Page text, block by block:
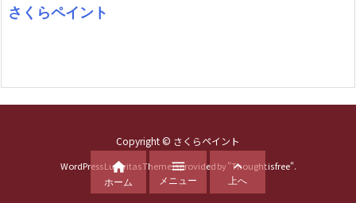
ブ
さくらペイント
Copyright © さくらペイント
WordPress Luxeritas Theme is provided by "Thought is free".

ホーム

メニュー

上へ